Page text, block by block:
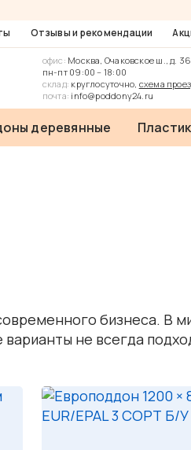
Отзывы и рекомендации
офис: Москва, Очаковское ш., д. 36
пн-пт 09:00 – 18:00
склад: круглосуточно, схема
почта: info@poddony24.ru
деревянные
бизнеса. В
не всегда